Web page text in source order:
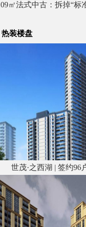
热装楼盘
世茂·之西湖 | 签约96